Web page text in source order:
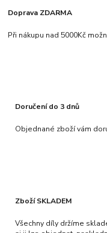
Doprava ZDARMA
Při nákupu nad 5000Kč
Doručení do 3 dnů
Objednané zboží vám
Zboží SKLADEM
Všechny díly držíme